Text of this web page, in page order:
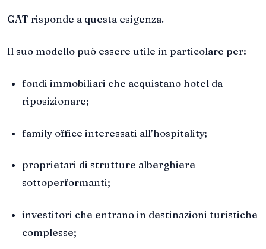
GAT risponde a questa esigenza.
Il suo modello può essere utile in particolare per:
fondi immobiliari che acquistano hotel da
riposizionare;
family office interessati all’hospitality;
proprietari di strutture alberghiere
sottoperformanti;
investitori che entrano in destinazioni turistiche
complesse;